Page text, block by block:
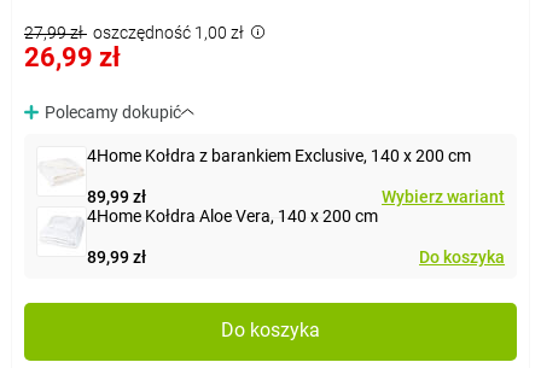
27,99 zł oszczędność 1,00 zł
26,99 zł
Polecamy dokupić
4Home Kołdra z barankiem Exclusive, 140 x 200 cm
89,99 zł
Wybierz wariant
4Home Kołdra Aloe Vera, 140 x 200 cm
89,99 zł Do koszyka
Do koszyka